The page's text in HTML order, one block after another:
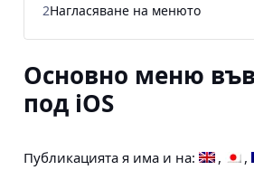
Основно меню
под iOS
Публикацията я има и на:
2Нагласяване на менюто